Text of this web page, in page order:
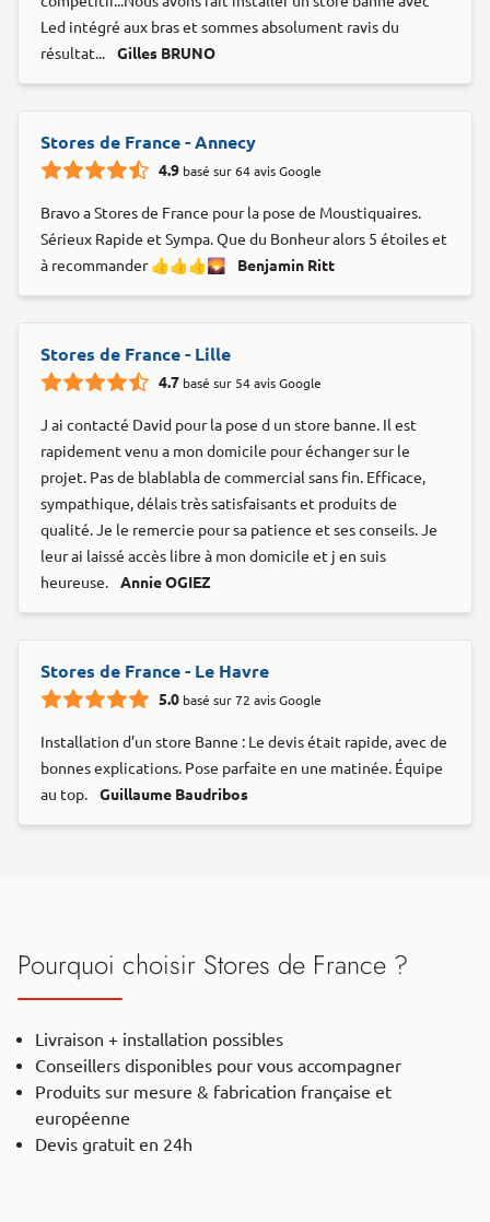
Led intégré aux bras et sommes absolument ravis du
résultat...
Gilles BRUNO
Stores de France - Annecy
4.9 basé sur 64 avis Google
Bravo a Stores de France pour la pose de Moustiquaires.
Sérieux Rapide et Sympa. Que du Bonheur alors 5 étoiles et
à recommander 👍👍👍🌄
Benjamin Ritt
Stores de France - Lille
4.7 basé sur 54 avis Google
J ai contacté David pour la pose d un store banne. Il est
rapidement venu a mon domicile pour échanger sur le
projet. Pas de blablabla de commercial sans fin. Efficace,
sympathique, délais très satisfaisants et produits de
qualité. Je le remercie pour sa patience et ses conseils. Je
leur ai laissé accès libre à mon domicile et j en suis
heureuse.
Annie OGIEZ
Stores de France - Le Havre
5.0 basé sur 72 avis Google
Installation d’un store Banne : Le devis était rapide, avec de
bonnes explications. Pose parfaite en une matinée. Équipe
au top.
Guillaume Baudribos
Pourquoi choisir Stores de France ?
Livraison + installation possibles
Conseillers disponibles pour vous accompagner
Produits sur mesure & fabrication française et
européenne
Devis gratuit en 24h